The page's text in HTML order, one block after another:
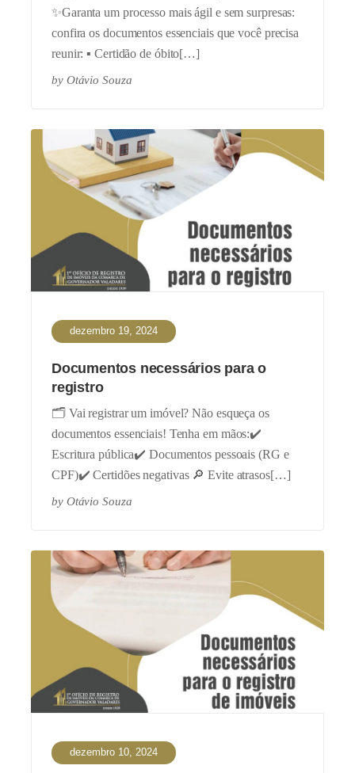
✨Garanta um processo mais ágil e sem surpresas:
confira os documentos essenciais que você precisa
reunir: ▪️ Certidão de óbito[…]
by Otávio Souza
dezembro 19, 2024
Documentos necessários para o
registro
🗂️ Vai registrar um imóvel? Não esqueça os
documentos essenciais! Tenha em mãos:✔️
Escritura pública✔️ Documentos pessoais (RG e
CPF)✔️ Certidões negativas 🔎 Evite atrasos[…]
by Otávio Souza
dezembro 10, 2024